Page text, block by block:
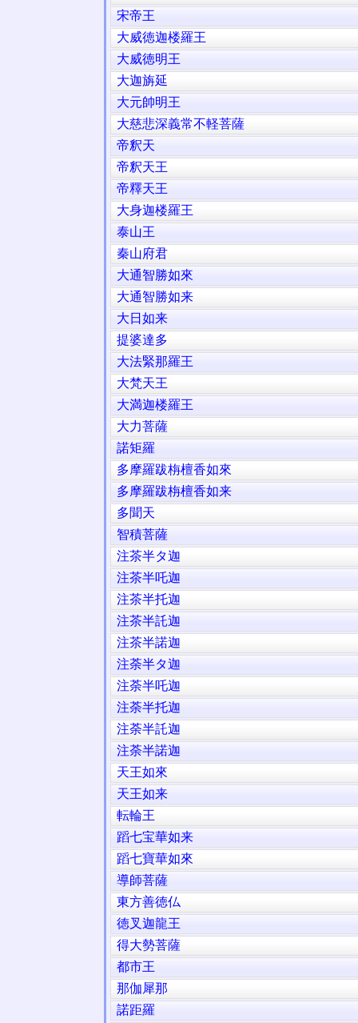
宋帝王
大威徳迦楼羅王
大威徳明王
大迦旃延
大元帥明王
大慈悲深義常不軽菩薩
帝釈天
帝釈天王
帝釋天王
大身迦楼羅王
泰山王
秦山府君
大通智勝如來
大通智勝如来
大日如来
提婆達多
大法緊那羅王
大梵天王
大満迦楼羅王
大力菩薩
諾矩羅
多摩羅跋栴檀香如來
多摩羅跋栴檀香如来
多聞天
智積菩薩
注茶半タ迦
注茶半吒迦
注茶半托迦
注茶半託迦
注茶半諾迦
注荼半タ迦
注荼半吒迦
注荼半托迦
注荼半託迦
注荼半諾迦
天王如來
天王如来
転輪王
蹈七宝華如来
蹈七寶華如來
導師菩薩
東方善徳仏
徳叉迦龍王
得大勢菩薩
都市王
那伽犀那
諾距羅